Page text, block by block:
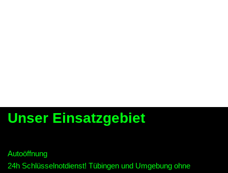
Unser Einsatzgebiet
Autoöffnung
24h Schlüsselnotdienst! Tübingen und Umgebung ohne